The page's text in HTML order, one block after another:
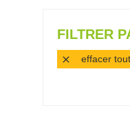
FILTRER
 effacer tout